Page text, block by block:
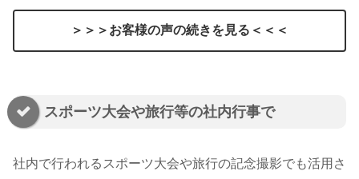
＞＞＞お客様の声の続きを見る＜＜＜
スポーツ大会や旅行等の社内行事で
社内で行われるスポーツ大会や旅行の記念撮影でも活用さ